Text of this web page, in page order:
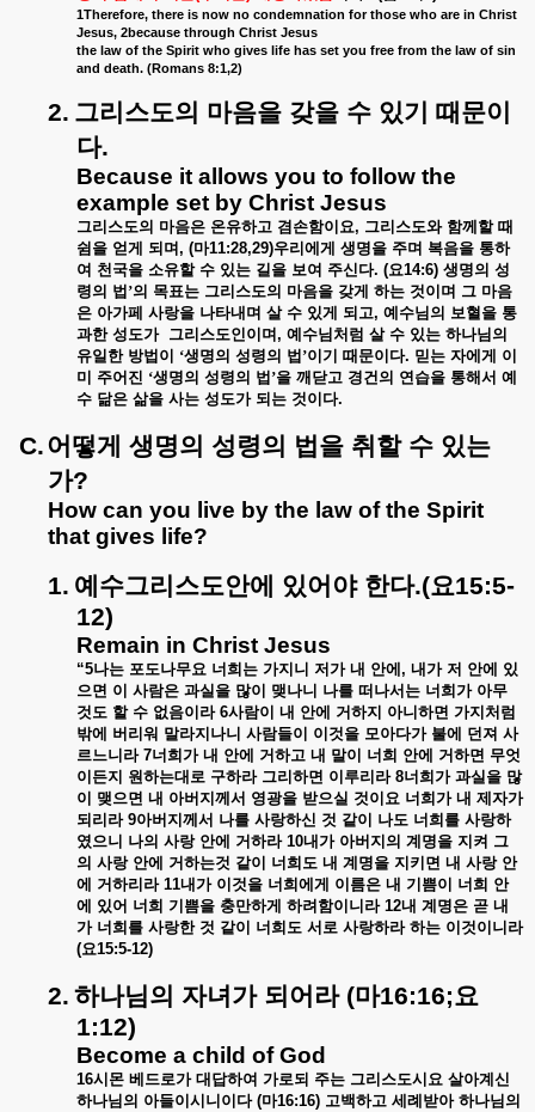
1Therefore, there is now no condemnation for those who are in Christ
Jesus, 2because through Christ Jesus
the law of the Spirit who gives life has set you free from the law of sin
and death. (Romans 8:1,2)
2. 그리스도의 마음을 갖을 수 있기
때문이
다.
Because it allows you to follow the
example set by Christ Jesus
그리스도의 마음은 온유하고 겸손함이요, 그리스도와 함께할 때
쉼을 얻게 되며 , (마11:28,29)우리에게 생명을 주며 복음을 통하
여 천국을 소유할 수 있는 길을 보여 주신다. (요14:6) 생명의 성
령의 법’의 목표는 그리스도의 마음을 갖게 하는 것이며 그 마음
은 아가페 사랑을 나타내며 살 수 있게 되고, 예수님의 보혈을 통
과한 성도가 그리스도인이며 , 예수님처럼 살 수 있는 하나님의
유일한 방법이 ‘생명의 성령의 법’이기 때문이다. 믿는 자에게 이
미
주어진 ‘생명의 성령의 법’을 깨닫고 경건의 연습을 통해서 예
수 닮은 삶을 사는 성도가 되는 것이다.
C.어떻게 생명의 성령의 법을 취할 수 있는
가?
How can you live by the law of the Spirit
that gives life?
1. 예수그리스도안에 있어야 한다.(요15:5-
12)
Remain in Christ Jesus
“5나는 포도나무요 너희는 가지니 저가 내 안에 , 내가 저 안에 있
으면 이 사람은 과실을 많이 맺나니 나를 떠나서는 너희가 아무
것도 할 수 없음이라6사람이 내 안에 거하지 아니하면 가지처럼
밖에 버리워 말라지나니 사람들이 이것을 모아다가 불에 던져 사
르느니라7너희가 내 안에 거하고 내 말이 너희 안에 거하면 무엇
이든지 원하는대로 구하라 그리하면 이루리라8너희가 과실을 많
이
맺으면 내 아버지께서 영광을 받으실 것이요 너희가 내 제자가
되리라9아버지께서 나를 사랑하신 것 같이 나도 너희를 사랑하
였으니 나의 사랑 안에 거하라10내가 아버지의 계명을 지켜 그
의 사랑 안에 거하는것 같이 너희도 내 계명을 지키면 내 사랑 안
에 거하리라11내가 이것을 너희에게 이름은 내 기쁨이 너희 안
에 있어 너희 기쁨을 충만하게 하려함이니라12내 계명은 곧 내
가 너희를 사랑한 것 같이 너희도 서로 사랑하라 하는 이것이니라
(요15:5-12)
2. 하나님의 자녀가 되어라 (마16:16;요
1:12)
Become a child of God
16시몬 베드로가 대답하여 가로되 주는 그리스도시요 살아계신
하나님의 아들이시니이다(마16:16) 고백하고 세례받아 하나님의